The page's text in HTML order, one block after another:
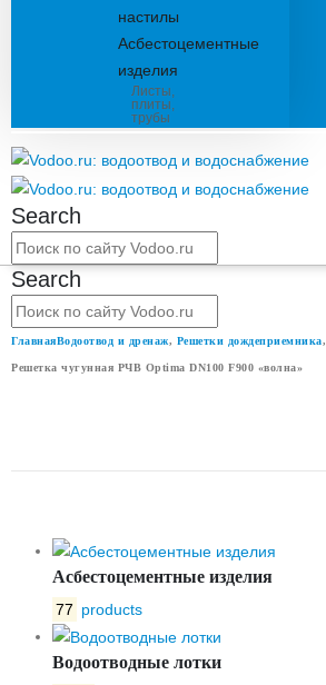
настилы
Асбестоцементные
изделия
Листы,
плиты,
трубы
Search
Search
ГлавнаяВодоотвод и дренаж, Решетки дождеприемника,
Решетка чугунная РЧВ Optima DN100 F900 «волна»
Асбестоцементные изделия
77 products
Водоотводные лотки